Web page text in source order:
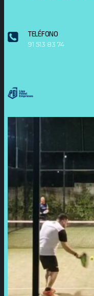
TELÉFONO
91 513 83 74